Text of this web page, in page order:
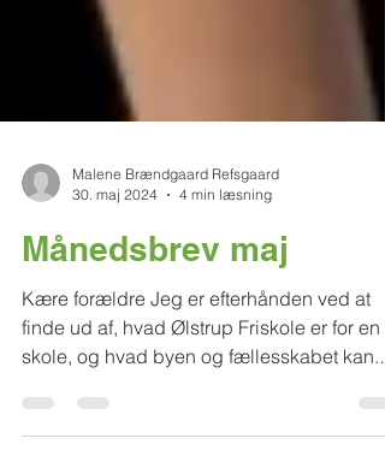
30. maj 2024
Månedsbrev maj
Kære forældre Jeg er efterhånden ved at
finde ud af, hvad Ølstrup Friskole er for en
skole, og hvad byen og fællesskabet kan.